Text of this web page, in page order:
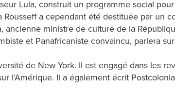
Lula, construit un programme social
a cependant été destituée par un
ancienne ministre de culture de la
et Panafricaniste convaincu, parlera
de New York. Il est engagé dans les
l’Amérique. Il a également écrit